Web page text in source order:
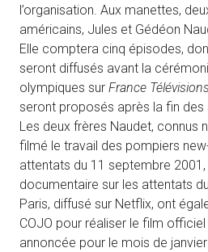
l’organisation. Aux manettes,
américains, Jules et Gédéon
Elle comptera cinq épisodes,
seront diffusés avant la
olympiques sur France
seront proposés après la fin des
Les deux frères Naudet, connus
filmé le travail des pompiers
attentats du 11 septembre
documentaire sur les attentats
Paris, diffusé sur Netflix, ont
COJO pour réaliser le film
annoncée pour le mois de